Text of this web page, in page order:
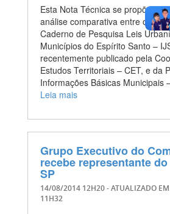
Esta Nota Técnica se propõe a
análise comparativa entre os
Caderno de Pesquisa Leis
Municípios do Espírito Santo –
recentemente publicado pela
Estudos Territoriais – CET, e da
Informações Básicas Municipais
Leia mais
Grupo Executivo do
recebe representante
SP
14/08/2014 12H20- ATUALIZADO EM
11H32